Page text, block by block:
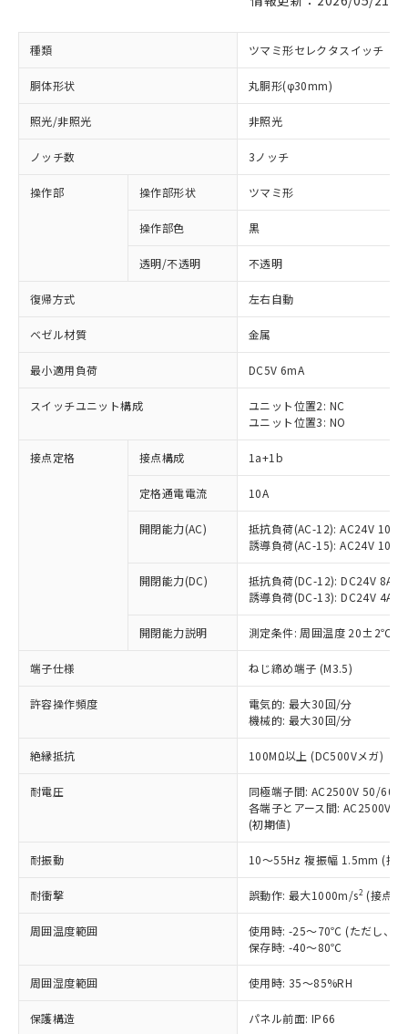
種類 ツマミ形セレクタスイッチ
胴体形状 丸胴形(φ30mm)
照光/非照光 非照光
ノッチ数 3ノッチ
操作部 操作部形状 ツマミ形
操作部色 黒
透明/不透明 不透明
復帰方式 左右自動
ベゼル材質 金属
最小適用負荷 DC5V 6mA
スイッチユニット構成
ユニット位置2: NC
ユニット位置3: NO
接点定格 接点構成 1a+1b
定格通電電流 10A
開閉能力(AC)
抵抗負荷(AC-12): AC24V 10A/
誘導負荷(AC-15): AC24V
開閉能力(DC)
抵抗負荷(DC-12): DC24V 8A/
誘導負荷(DC-13): DC24V 4A/
開閉能力説明 測定条件: 周囲温度 20±2℃、
端子仕様 ねじ締め端子 (M3.5)
許容操作頻度
電気的: 最大30回/分
機械的: 最大30回/分
絶縁抵抗 100MΩ以上 (DC500Vメガ)
耐電圧
同極端子間: AC2500V 50/
各端子とアース間: AC2500V
(初期値)
耐振動 10～55Hz 複振幅 1.5mm (接
耐衝撃 誤動作: 最大1000m/s2 (接点
周囲温度範囲
使用時: -25～70℃ (ただし、氷
保存時: -40～80℃
周囲湿度範囲 使用時: 35～85%RH
保護構造 パネル前面: IP66
ご利用条件
以下の条件をお読みいただき、同意のうえ
ご利用ください。
本サービスは、当社制御機器事業取扱
商品の当社在庫状況および標準価格
(税抜)を提供させていただくもので
本サービスの対象外となる商品もある
ことをご了承ください。
在庫状況および標準価格照会結果は、
記載している更新日時点での社内デー
タに基づき作成されるものであり、閲
覧された時点での実際の在庫および標
準価格とは異なる場合があることをご
※1 対応状況
対応済み：EU RoHS指令（10物質）の
非含有に対応した製品が提供可能な商品で
対応予定：EU RoHS指令（10物質）の非含
有に対応した製品に切り替える予定のある
商品です。
対応予定なし：EU RoHS指令（10物質）の
非含有に非対応の商品で、対応品を出す予
定はありません。
調査・確認中：EU RoHS指令（10物質）の
非含有の対応状況を調査中または確認中の
非該当品：ライセンス料など無形物で、有
害物質有無と関係のない商品です。
仕入先様の事情により、非含有部品として
いたものが、含有品と判明した場合などや
ミウム(Cd) 100ppm以下、
六価クロム(Cr(Ⅵ)) 1000ppm以下、ポリ臭化ビフェニル
類(PBB) 1000ppm以下、ポリ臭化ジフェニルエーテル類
(PBDE) 1000ppm以下、フタル酸ビス(2-エチルヘキシ
「○」：最大均質材料含有率が中国RoHSの
基準値以下であることを示します。
「×」：最大均質材料含有率が中国RoHSの
基準値を超えていることを示します。
「－」：未確認です。当社販売部門へお問
い合わせください。
Pb(鉛) :1000ppm、 Hg(水銀) : 1000ppm、 Cd(カドミウ
Cr(Ⅵ)(六価クロム) : 1000ppm、 PBBs(ポリ臭化ビフェ
当社は、これら貴社製品のうち、外国
為替および外国貿易法に定める商品
（以下｢規制貨物等」という）を輸出
または国外への提供する場合は、日本
国政府の輸出許可(または役務取引許
可)を取得するなどの必要な手続きを
号